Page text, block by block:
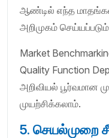
ஆண்டில் எந்த
அறிமுகம்
Market
Quality Function
அறிவியல் பூர்வமான
முயற்சிக்கலாம்.
5. செயல்முறை